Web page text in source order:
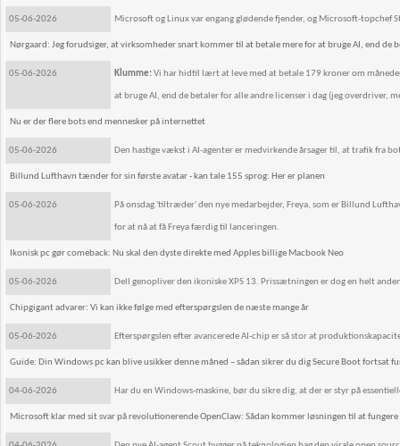
05-06-2026 Microsoft og Linux var engang glødende fjender, og Microsoft-
Nørgaard: Jeg forudsiger, at virksomheder snart kommer til at betale mere for at bruge AI, end de
05-06-2026 Klumme:Vi har hidtil lært at leve med at betale 179 kroner om
at bruge AI, end de betaler for alle andre licenser i dag (jeg overdriver,
Nu er der flere bots end mennesker på internettet
05-06-2026 Den hastige vækst i AI-agenter er medvirkende årsager til, at trafik fra
Billund Lufthavn tænder for sin første avatar - kan tale 155 sprog: Her er planen
05-06-2026 På onsdag 'tiltræder' den nye medarbejder, Freya, som er Billund
for at nå at få Freya færdig til lanceringen.
Ikonisk pc gør comeback: Nu skal den dyste direkte med Apples billige Macbook Neo
05-06-2026 Dell genopliver den ikoniske XPS 13. Prissætningen er dog en helt
Chipgigant advarer: Vi kan ikke følge med efterspørgslen de næste mange år
05-06-2026 Efterspørgslen efter avancerede AI-chip er så stor at
Guide: Din Windows pc kan blive usikker denne måned – sådan sikrer du dig Secure Boot fortsat
04-06-2026 Har du en Windows-maskine, bør du sikre dig, at der er styr på
Microsoft klar med sit svar på revolutionerende OpenClaw: Sådan kommer løsningen til at fungere